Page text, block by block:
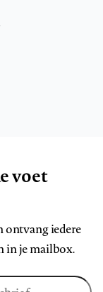
voet
ontvang iedere
in je mailbox.